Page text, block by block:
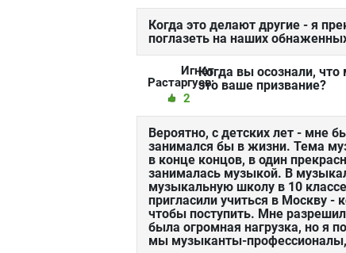
Когда это делают другие - я
поглазеть на наших
Игнат
Растаргуев:
2
Когда вы осознали, что
это ваше призвание?
Вероятно, с детских лет - мне
занимался бы в жизни. Тема
в конце концов, в один
занималась музыкой. В
музыкальную школу в 10
пригласили учиться в Москву -
чтобы поступить. Мне
была огромная нагрузка, но я
мы музыканты-